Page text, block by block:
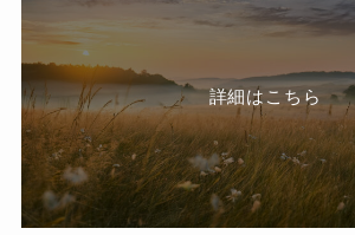
詳細はこちら